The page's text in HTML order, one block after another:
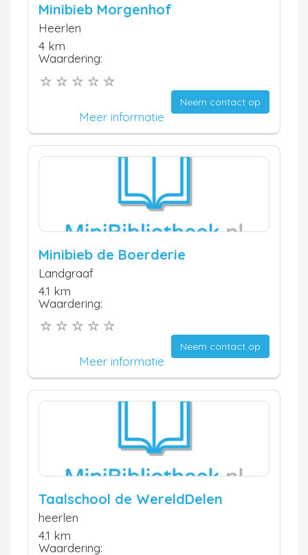
Minibieb Morgenhof
Heerlen
4 km
Waardering:
Neem contact op
Meer informatie
Minibieb de Boerderie
Landgraaf
4.1 km
Waardering:
Neem contact op
Meer informatie
Taalschool de WereldDelen
heerlen
4.1 km
Waardering: